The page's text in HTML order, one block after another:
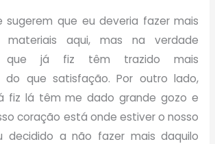
sugerem que eu deveria fazer mais
materiais aqui, mas na verdade
que já fiz têm trazido mais
do que satisfação. Por outro lado,
fiz lá têm me dado grande gozo e
coração está onde estiver o nosso
decidido a não fazer mais daquilo